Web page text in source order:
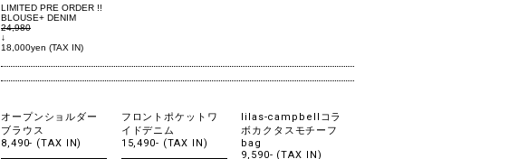
LIMITED PRE ORDER !!
BLOUSE+ DENIM
24,980
↓
18,000yen (TAX IN)
オープンショルダー
ブラウス
8,490- (TAX IN)
フロントポケットワ
イドデニム
15,490- (TAX IN)
lilas-campbellコラ
ボカクタスモチーフ
bag
9,590- (TAX IN)